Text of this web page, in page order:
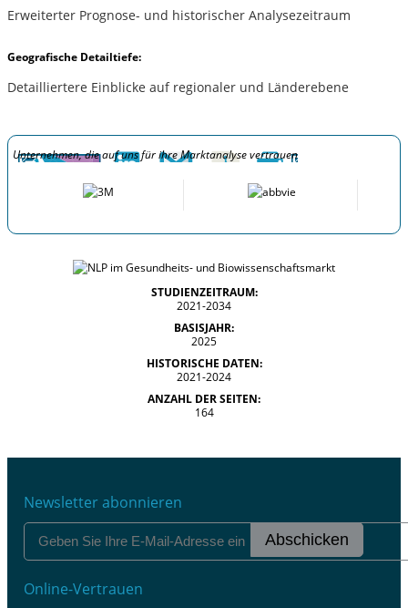
Erweiterter Prognose- und historischer Analysezeitraum
Geografische Detailtiefe:
Detailliertere Einblicke auf regionaler und Länderebene
Unternehmen, die auf uns für ihre Marktanalyse vertrauen
STUDIENZEITRAUM:
2021-2034
BASISJAHR:
2025
HISTORISCHE DATEN:
2021-2024
ANZAHL DER SEITEN:
164
Newsletter abonnieren
Abschicken
Online-Vertrauen